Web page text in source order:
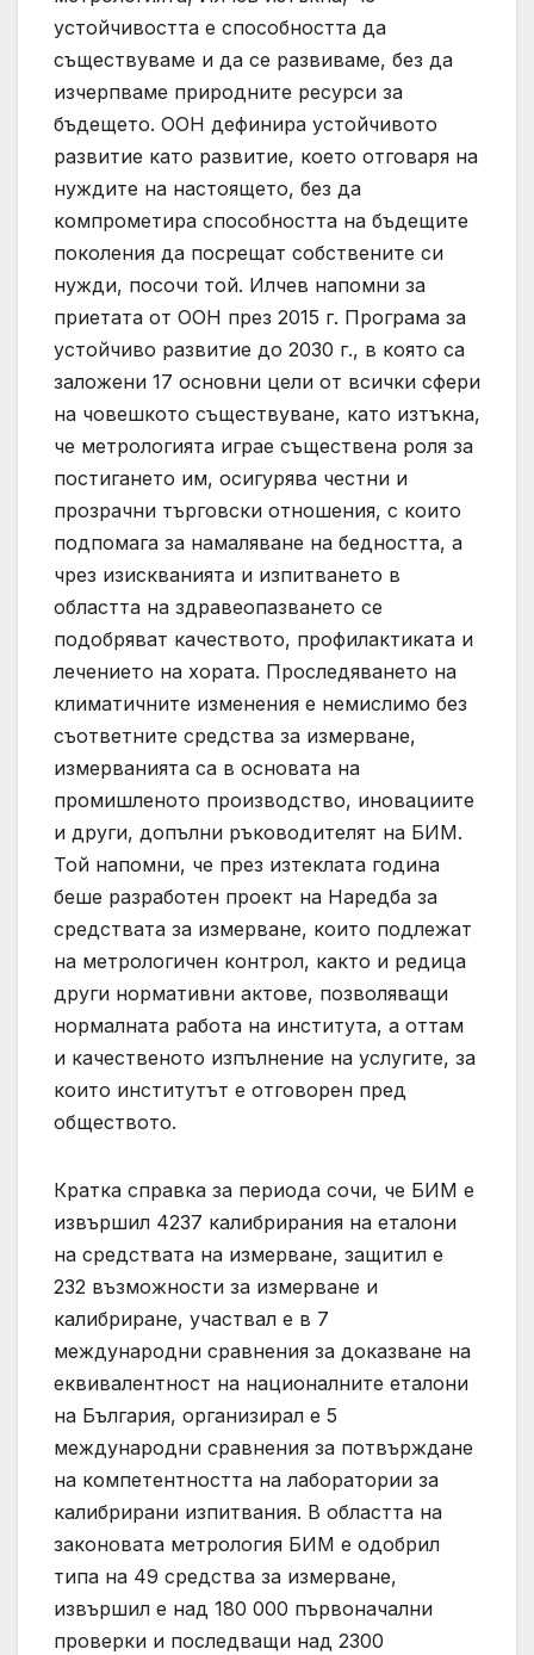
устойчивостта е способността да
съществуваме и да се развиваме, без да
изчерпваме природните ресурси за
бъдещето. ООН дефинира устойчивото
развитие като развитие, което отговаря на
нуждите на настоящето, без да
компрометира способността на бъдещите
поколения да посрещат собствените си
нужди, посочи той. Илчев напомни за
приетата от ООН през 2015 г. Програма за
устойчиво развитие до 2030 г., в която са
заложени 17 основни цели от всички сфери
на човешкото съществуване, като изтъкна,
че метрологията играе съществена роля за
постигането им, осигурява честни и
прозрачни търговски отношения, с които
подпомага за намаляване на бедността, а
чрез изискванията и изпитването в
областта на здравеопазването се
подобряват качеството, профилактиката и
лечението на хората. Проследяването на
климатичните изменения е немислимо без
съответните средства за измерване,
измерванията са в основата на
промишленото производство, иновациите
и други, допълни ръководителят на БИМ.
Той напомни, че през изтеклата година
беше разработен проект на Наредба за
средствата за измерване, които подлежат
на метрологичен контрол, както и редица
други нормативни актове, позволяващи
нормалната работа на института, а оттам
и качественото изпълнение на услугите, за
които институтът е отговорен пред
обществото.
Кратка справка за периода сочи, че БИМ е
извършил 4237 калибрирания на еталони
на средствата на измерване, защитил е
232 възможности за измерване и
калибриране, участвал е в 7
международни сравнения за доказване на
еквивалентност на националните еталони
на България, организирал е 5
международни сравнения за потвърждане
на компетентността на лаборатории за
калибрирани изпитвания. В областта на
законовата метрология БИМ е одобрил
типа на 49 средства за измерване,
извършил е над 180 000 първоначални
проверки и последващи над 2300